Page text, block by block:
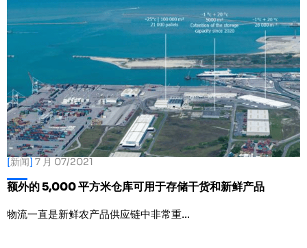
[新闻] 7 月 07/2021
额外的 5,000 平方米仓库可用于存储干货和新鲜产品
物流一直是新鲜农产品供应链中非常重…